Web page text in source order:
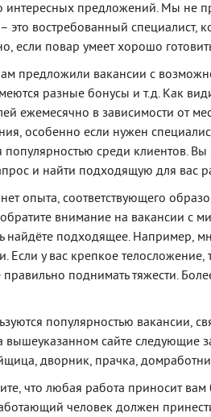
интересных предложений. Мы не
это востребованный специалист,
если повар умеет хорошо
предложили вакансии с
разные бонусы и т.д. Как
ежемесячно в зависимости от
особенно если нужен
популярностью среди клиентов.
и найти подходящую для вас
нет опыта, соответствующего
обратите внимание на вакансии с
найдёте подходящее. Например,
Если у вас крепкое
правильно поднимать тяжести.
популярностью вакансии,
вышеуказанном сайте следующие
дворник, прачка,
что любая работа приносит вам
человек должен